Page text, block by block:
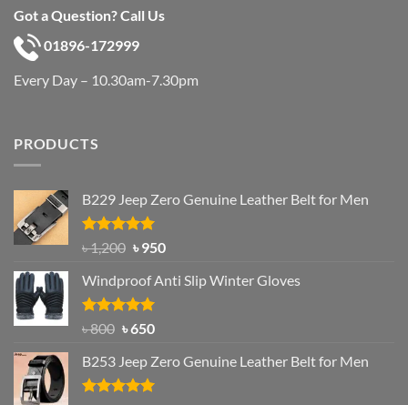
Got a Question? Call Us
01896-172999
Every Day – 10.30am-7.30pm
PRODUCTS
B229 Jeep Zero Genuine Leather Belt for Men
Rated4.92
out of 5
৳1,200 Original
was:
৳ 1,200.
৳950Current
is:
Windproof Anti Slip Winter Gloves
Rated4.97
৳800 Original
was:
৳ 800.
৳650Current
is:
৳ 650.
B253 Jeep Zero Genuine Leather Belt for Men